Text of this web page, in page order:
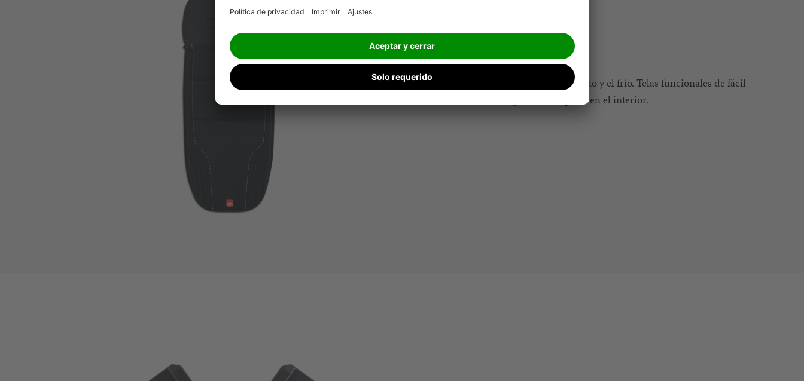
Saco cubrepiés
Proporciona protección contra el viento y el frío. Telas funcionales de fácil
mantenimiento. Acogedor forro polar en el interior.